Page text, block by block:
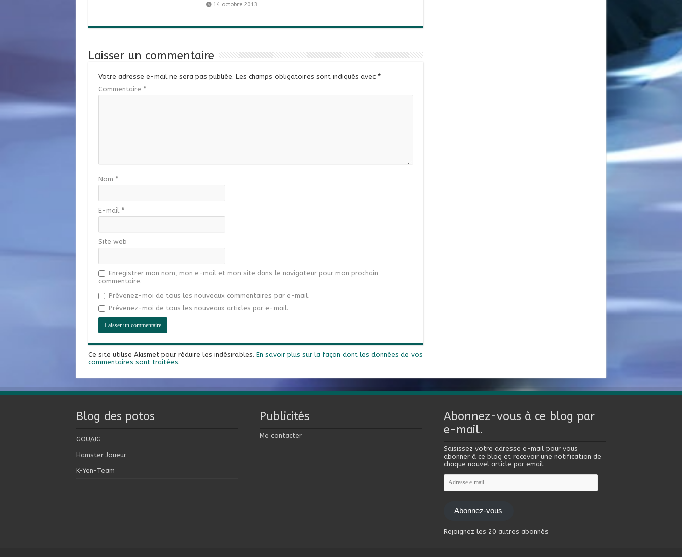
14 octobre 2013
Laisser un commentaire
Votre adresse e-mail ne sera pas publiée. Les champs obligatoires sont indiqués avec *
Commentaire *
Nom *
E-mail *
Site web
Enregistrer mon nom, mon e-mail et mon site dans le navigateur pour mon prochain
commentaire.
Prévenez-moi de tous les nouveaux commentaires par e-mail.
Prévenez-moi de tous les nouveaux articles par e-mail.
Ce site utilise Akismet pour réduire les indésirables. En savoir plus sur la façon dont les données de vos
commentaires sont traitées.
Blog des potos
GOUAIG
Hamster Joueur
K-Yen-Team
Publicités
Me contacter
Abonnez-vous à ce blog par
e-mail.
Saisissez votre adresse e-mail pour vous
abonner à ce blog et recevoir une notification de
chaque nouvel article par email.
Adresse
e-
mail
Abonnez-vous
Rejoignez les 20 autres abonnés